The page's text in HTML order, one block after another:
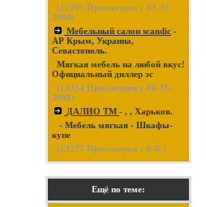
(15051 Просмотров с 03-25-
2008)
Мебельный салон scandic -
АР Крым, Украина,
Севастополь.
Мягкая мебель на любой вкус!
Официальный диллер эс
(13354 Просмотров с 06-19-
2008)
ДАЛИО ТМ - , , Харьков.
- Мебель мягкая - Шкафы-
купе
(13277 Просмотров с 0-0-)
Ещё по теме: